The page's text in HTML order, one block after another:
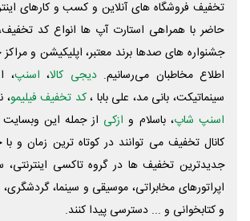
تخفیف فروشگاه های آنلاین و کسب و‌ کارهای
حاضر با همراهی استارت آپ ها انواع کد
جشنواره های صدها برند معتبر، اپلیکیشن و مراکز
اطلاع مخاطبان می‌رسانیم. دیجی کالا، اسنپ،
سینماتیکت، بانی مد، علی‌ بابا ،کد تخفیف فیلیمو،
اسنپ شاپ، باسلام و ازکی از جمله این
کانال تخفیف می توانند در کوتاه ترین زمان و
جدیدترین تخفیف ها در گروه تاکسی اینترنتی،
اپراتورهای مخابراتی، موسیقی و سینما،
و کتابخوانی و ... دسترسی پیدا کنند.